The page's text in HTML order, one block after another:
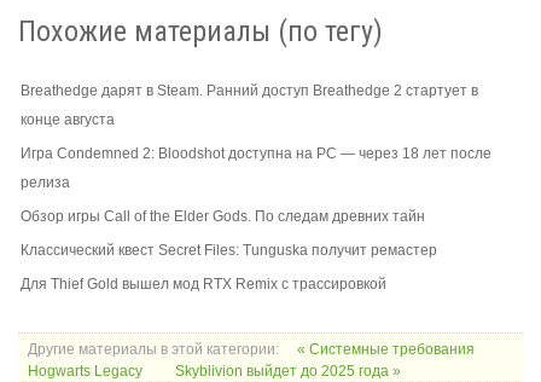
Похожие материалы (по тегу)
Breathedge дарят в Steam. Ранний доступ Breathedge 2 стартует в
конце августа
Игра Condemned 2: Bloodshot доступна на PC — через 18 лет после
релиза
Обзор игры Call of the Elder Gods. По следам древних тайн
Классический квест Secret Files: Tunguska получит ремастер
Для Thief Gold вышел мод RTX Remix с трассировкой
Другие материалы в этой категории:
« Системные требования
Hogwarts Legacy
Skyblivion выйдет до 2025 года »